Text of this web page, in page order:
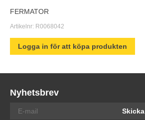
FERMATOR
Artikelnr: R0068042
Logga in för att köpa produkten
Nyhetsbrev
Skicka